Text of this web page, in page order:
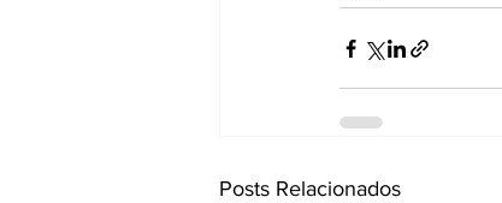
Posts Relacionados